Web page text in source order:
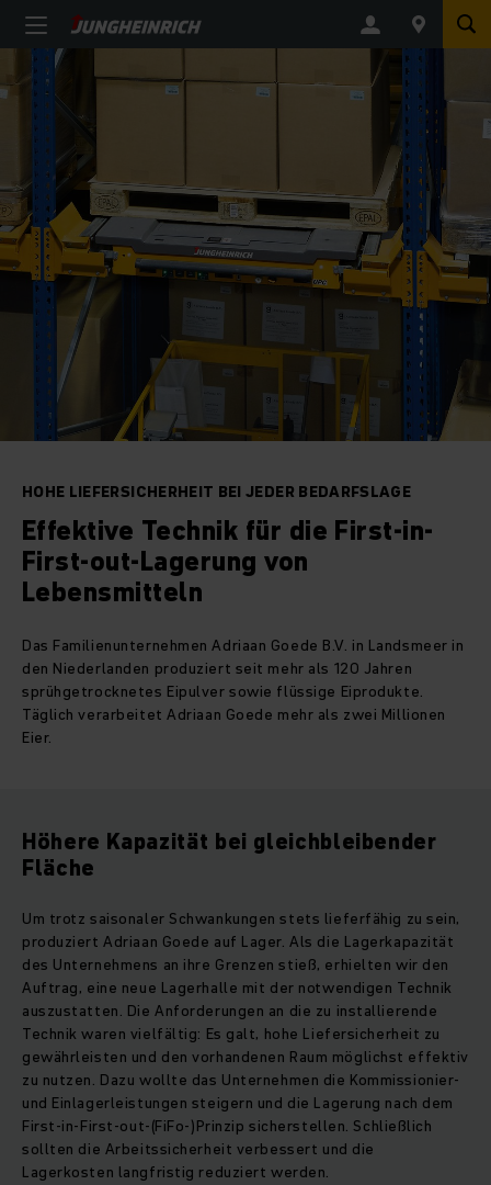
HOHE LIEFERSICHERHEIT BEI JEDER BEDARFSLAGE
Effektive Technik für die First-in-
First-out-Lagerung von
Lebensmitteln
Das Familienunternehmen Adriaan Goede B.V. in Landsmeer in
den Niederlanden produziert seit mehr als 120 Jahren
sprühgetrocknetes Eipulver sowie flüssige Eiprodukte.
Täglich verarbeitet Adriaan Goede mehr als zwei Millionen
Eier.
Höhere Kapazität bei gleichbleibender
Fläche
Um trotz saisonaler Schwankungen stets lieferfähig zu sein,
produziert Adriaan Goede auf Lager. Als die Lagerkapazität
des Unternehmens an ihre Grenzen stieß, erhielten wir den
Auftrag, eine neue Lagerhalle mit der notwendigen Technik
auszustatten. Die Anforderungen an die zu installierende
Technik waren vielfältig: Es galt, hohe Liefersicherheit zu
gewährleisten und den vorhandenen Raum möglichst effektiv
zu nutzen. Dazu wollte das Unternehmen die Kommissionier-
und Einlagerleistungen steigern und die Lagerung nach dem
First-in-First-out-(FiFo-)Prinzip sicherstellen. Schließlich
sollten die Arbeitssicherheit verbessert und die
Lagerkosten langfristig reduziert werden.